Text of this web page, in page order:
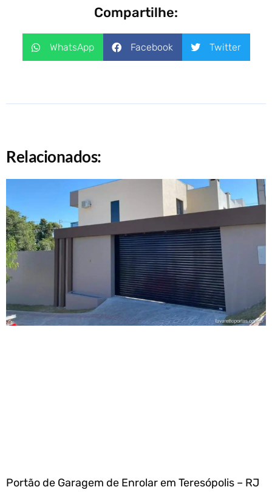
Compartilhe:
WhatsApp Facebook Twitter
Relacionados:
Portão de Garagem de Enrolar em Teresópolis – RJ